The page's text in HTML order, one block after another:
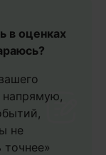
в оценках
напрямую,
не